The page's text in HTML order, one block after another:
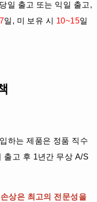
일 출고 또는 익일 출고,
일, 미 보유 시 10~15일
하는 제품은 정품 직수
출고 후 1년간 무상 A/S
상은 최고의 전문성을